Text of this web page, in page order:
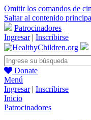
Omitir los comandos de
Saltar al contenido
Patrocinadores
Ingresar| Inscribirse
Donate
Menú
Ingresar| Inscribirse
Inicio
Patrocinadores